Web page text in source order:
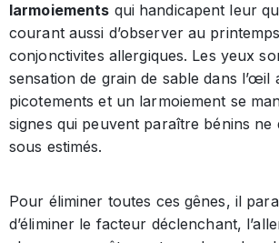
larmoiements qui handicapent leur
courant aussi d’observer au
conjonctivites allergiques. Les yeux
sensation de grain de sable dans l’œil
picotements et un larmoiement se
signes qui peuvent paraître bénins ne
sous estimés.
Pour éliminer toutes ces gênes, il
d’éliminer le facteur déclenchant,